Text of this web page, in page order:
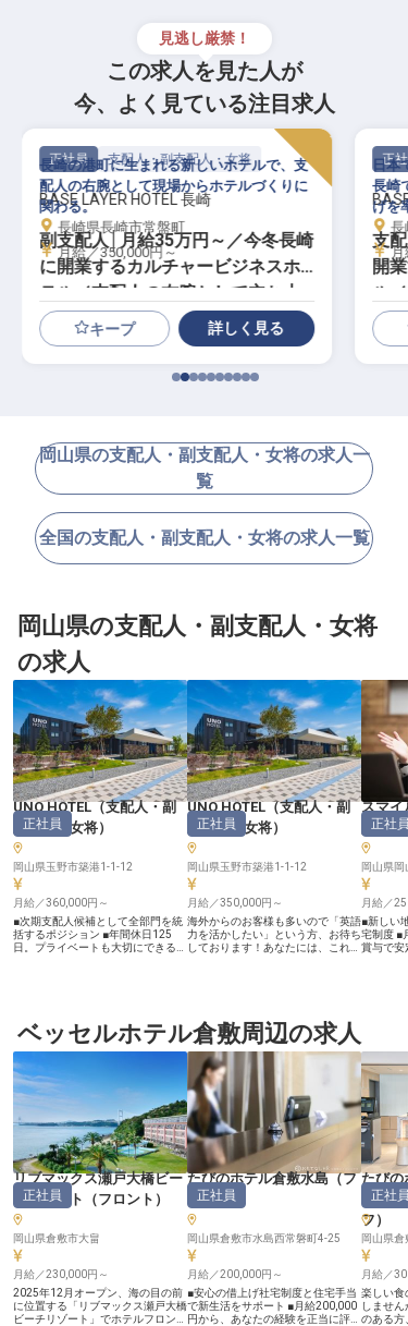
見逃し厳禁！
この求人を見た人が
今、よく見ている注目求人
正社員 支配人・副支配人・女将
BASE LAYER HOTEL 長崎
副支配人│月給35万円～／今冬長崎
に開業するカルチャービジネスホ
テル／支配人の右腕として立ち上
げに参画
長崎の港町に生まれる新しいホテルで、支
配人の右腕として現場からホテルづくりに
関わる。
長崎県長崎市常盤町
月給／350,000円～
キープ 詳しく見る
正社
支
開
ル
日本
長崎
げを
長
月
岡山県の支配人・副支配人・女将の求人一
覧
全国の支配人・副支配人・女将の求人一覧
岡山県の支配人・副支配人・女将
の求人
UNO HOTEL（支配人・副
支配人・女将）
正社員
岡山県玉野市築港1-1-12
月給／360,000円～
■次期支配人候補として全部門を統
括するポジション ■年間休日125
日。プライベートも大切にできる環
一緒に】 UNO HOTELは、瀬戸内海
へのアクセス拠点として知られる宇
野港に位置するホテルです。国内外
からのゲストをお迎えする当施設で
は、心のこもったサービスと上質な
滞在体験の提供を大切にしていま
す。英語対応も含めたグローバルな
接客環境の中で、あなたのホスピタ
リティマインドを存分に発揮してい
ただけます。 ーー【あなたの経験
とビジョンで、ホテル全体を動かし
ていく】 各部門の統括から売上管
理・レベニューマネジメント、商品
企画・広報活動まで、ホテル運営の
すべてに関わることができるのがこ
のポジションの魅力です。支配人と
しての経験がなくても、マネージャ
ー職以上のご経験があれば歓迎しま
す。定期健康診断や退職金制度など
福利厚生も充実しており、長期的に
安心して活躍できる環境が整ってい
ます。 ※2026年6月23日時点の情報
です
UNO HOTEL（支配人・副
支配人・女将）
正社員
岡山県玉野市築港1-1-12
月給／350,000円～
海外からのお客様も多いので「英語
力を活かしたい」という方、お待ち
しております！あなたには、これま
す。新生活をお考えの方に安心の単
身寮を完備。当ホテルではセパレー
トルームを採用しており、長期滞在
中も快適に過ごせるプライベート空
間を提供しています。※この求人は
2023年2月9日時点の情報です
スマイ
人・
正社員
岡山県
月給／
■新しい
宅制度 ■
賞与で安
成、施設
の顔とし
細やか
れるす
を演出し
スピタリ
出をより
ー【成長
サポー
ジャー候
核を担う
フロン
ジメント
す。 資
引制度な
生活をサ
実。 安
キャリ
ベッセルホテル倉敷周辺の求人
リブマックス瀬戸大橋ビー
チリゾート
（フロント ）
正社員
岡山県倉敷市大畠
月給／230,000円～
2025年12月オープン、海の目の前
に位置する「リブマックス瀬戸大橋
ビーチリゾート」でホテルフロント
たびのホテル倉敷水島（フ
ロント）
正社員
岡山県倉敷市水島西常磐町4-25
月給／200,000円～
■安心の借上げ社宅制度と住宅手当
で新生活をサポート ■月給200,000
円から、あなたの経験を正当に評価
たびの
理長
フ ）
正社員
岡山県
月給／
楽しい食
しませ
のある方